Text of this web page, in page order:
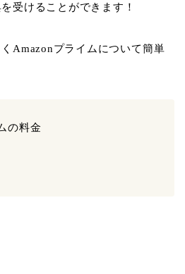
受けることができます！
Amazonプライムについて簡単
の料金